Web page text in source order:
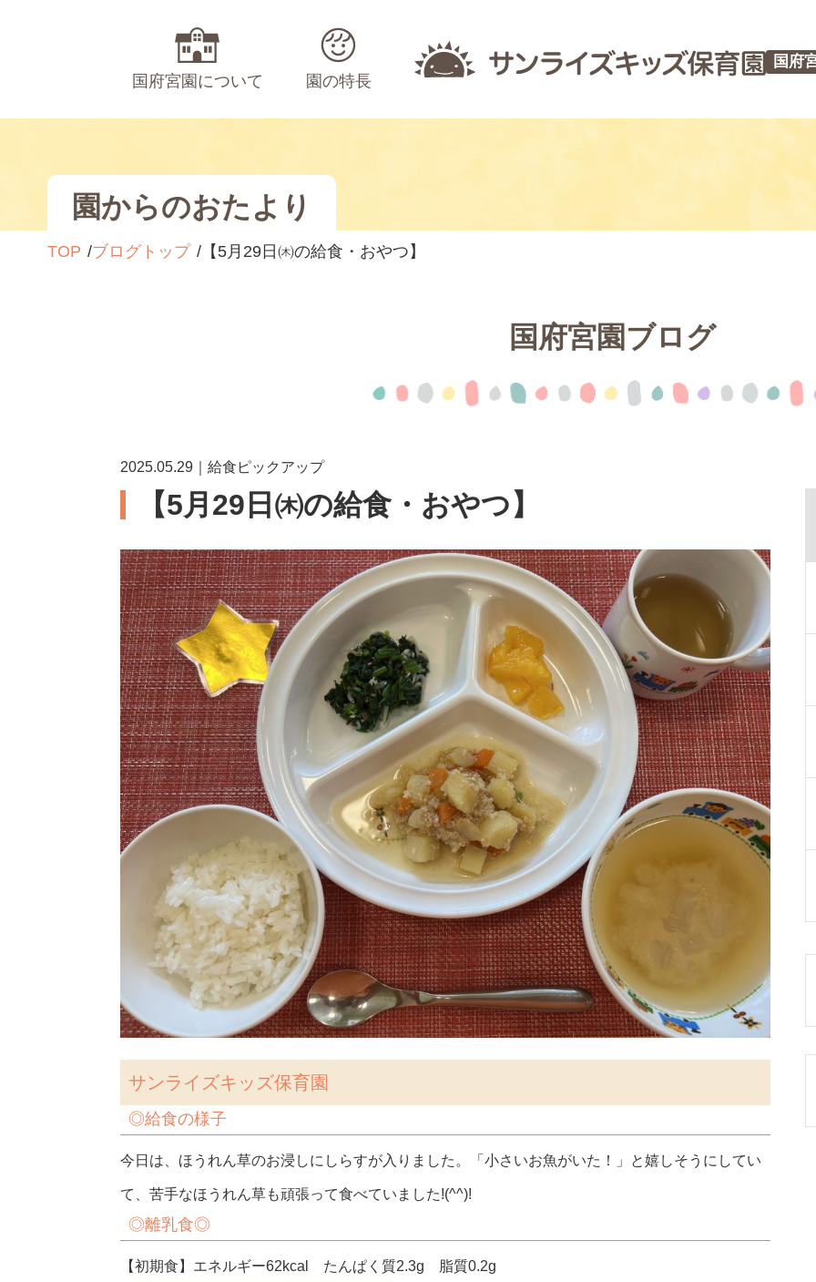
国府宮園について 園の特長
国府
園からのおたより
TOP ブログトップ 【5月29日㈭の給食・おやつ】
国府宮園ブログ
2025.05.29｜給食ピックアップ
【5月29日㈭の給食・おやつ】
サンライズキッズ保育園
◎給食の様子
今日は、ほうれん草のお浸しにしらすが入りました。「小さいお魚がいた！」と嬉しそうにしてい
て、苦手なほうれん草も頑張って食べていました!(^^)!
◎離乳食◎
【初期食】エネルギー62kcal たんぱく質2.3g 脂質0.2g